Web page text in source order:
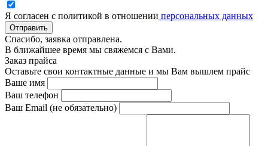
Я согласен с политикой в отношении персональных данных
Отправить
Спасибо, заявка отправлена.
В ближайшее время мы свяжемся с Вами.
Заказ прайса
Оставьте свои контактные данные и мы Вам вышлем прайс
Ваше имя
Ваш телефон
Ваш Email (не обязательно)